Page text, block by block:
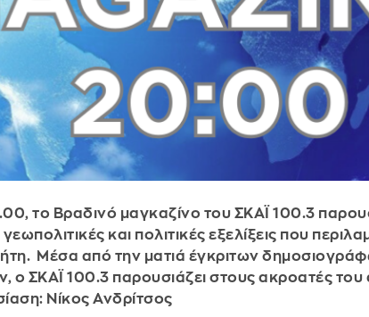
το Βραδινό μαγκαζίνο του ΣΚΑΪ 100.3
και πολιτικές εξελίξεις που
Μέσα από την ματιά έγκριτων
ο ΣΚΑΪ 100.3 παρουσιάζει στους ακροατές του
Νίκος Ανδρίτσος